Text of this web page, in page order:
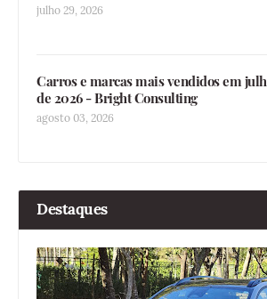
julho 29, 2026
Carros e marcas mais vendidos em
de 2026 - Bright Consulting
agosto 03, 2026
Destaques